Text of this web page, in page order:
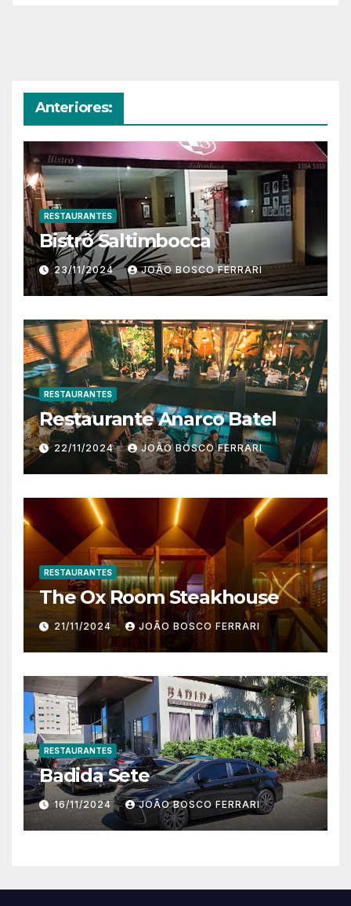
Anteriores:
RESTAURANTES
Bistrô Saltimbocca
23/11/2024 JOÃO BOSCO FERRARI
RESTAURANTES
Restaurante Anarco Batel
22/11/2024 JOÃO BOSCO FERRARI
RESTAURANTES
The Ox Room Steakhouse
21/11/2024 JOÃO BOSCO FERRARI
RESTAURANTES
Badida Sete
16/11/2024 JOÃO BOSCO FERRARI